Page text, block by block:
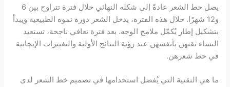
يصل خط الشعر عادةً إلى شكله النهائي خلال فترة تتراوح بين 6
و12 شهرًا. خلال هذه الفترة، يدخل الشعر دورة نموه الطبيعية ويبدأ
بتشكيل إطار يُكمّل ملامح الوجه. بعد فترة تعافي ناجحة، تستعيد
النساء ثقتهن بأنفسهن عند رؤية النتائج الأولية والتغييرات الإيجابية
في خط شعرهن.
ما هي التقنية التي يُفضل استخدامها في تصميم خط الشعر لدى